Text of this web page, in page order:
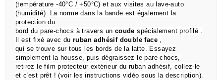
(température -40°C / +50°C) et aux visites au lave-auto
(humidité). La norme dans la bande est également la
protection du
bord du pare-chocs à travers un coude spécialement profilé .
Il est fixé avec duruban adhésif double face ,
qui se trouve sur tous les bords de la latte. Essayez
simplement la housse, puis dégraissez le pare-chocs,
retirez le film protecteur extérieur du ruban adhésif, collez-le
et c'est prêt !(voir les instructions vidéo sous la description).